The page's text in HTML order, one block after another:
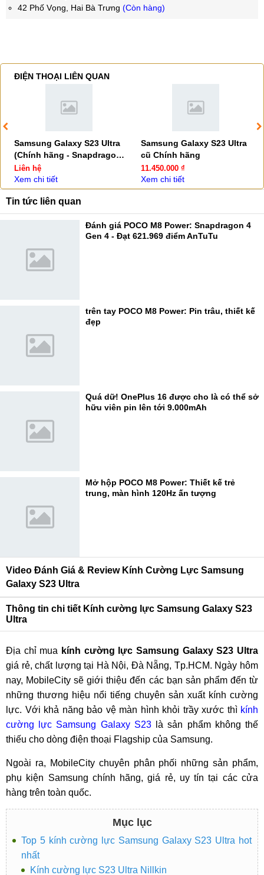
42 Phố Vọng, Hai Bà Trưng (Còn hàng)
ĐIỆN THOẠI LIÊN QUAN
Samsung Galaxy S23 Ultra
(Chính hãng - Snapdragon 8
Gen 2)
Liên hệ
Xem chi tiết
Samsung Galaxy S23 Ultra
cũ Chính hãng
11.450.000 ₫
Xem chi tiết
Tin tức liên quan
Đánh giá POCO M8 Power: Snapdragon 4
Gen 4 - Đạt 621.969 điểm AnTuTu
trên tay POCO M8 Power: Pin trâu, thiết kế
đẹp
Quá dữ! OnePlus 16 được cho là có thể sở
hữu viên pin lên tới 9.000mAh
Mở hộp POCO M8 Power: Thiết kế trẻ
trung, màn hình 120Hz ấn tượng
Video Đánh Giá & Review Kính Cường Lực Samsung
Galaxy S23 Ultra
Thông tin chi tiết Kính cường lực Samsung Galaxy S23
Ultra
Địa chỉ mua kính cường lực Samsung Galaxy S23 Ultra
giá rẻ, chất lượng tại Hà Nội, Đà Nẵng, Tp.HCM. Ngày hôm
nay, MobileCity sẽ giới thiệu đến các bạn sản phẩm đến từ
những thương hiệu nổi tiếng chuyên sản xuất kính cường
lực. Với khả năng bảo vệ màn hình khỏi trầy xước thì kính
cường lực Samsung Galaxy S23là sản phẩm không thế
thiếu cho dòng điện thoại Flagship của Samsung.
Ngoài ra, MobileCity chuyên phân phối những sản phẩm,
phụ kiện Samsung chính hãng, giá rẻ, uy tín tại các cửa
hàng trên toàn quốc.
Mục lục
Top 5 kính cường lực Samsung Galaxy S23 Ultra hot
nhất
Kính cường lực S23 Ultra Nillkin